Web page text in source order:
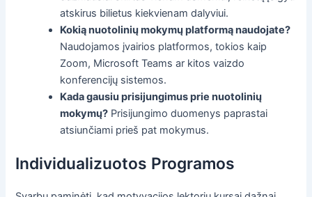
atskirus bilietus kiekvienam dalyviui.
Kokią nuotolinių mokymų platformą naudojate?
Naudojamos įvairios platformos, tokios kaip
Zoom, Microsoft Teams ar kitos vaizdo
konferencijų sistemos.
Kada gausiu prisijungimus prie nuotolinių
mokymų? Prisijungimo duomenys paprastai
atsiunčiami prieš pat mokymus.
Individualizuotos Programos